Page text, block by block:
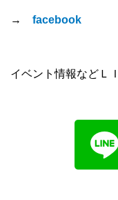
→ facebook
イベント情報などＬ